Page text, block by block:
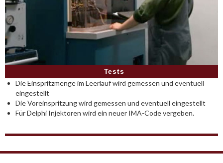
Tests
Die Einspritzmenge im Leerlauf wird gemessen und eventuell
eingestellt
Die Voreinspritzung wird gemessen und eventuell eingestellt
Für Delphi Injektoren wird ein neuer IMA-Code vergeben.